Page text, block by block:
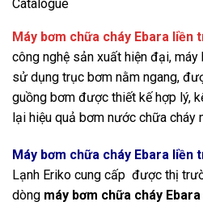
Catalogue
Máy bơm chữa cháy Ebara liền
công nghệ sản xuất hiện đại, máy
sử dụng trục bơm nằm ngang,
guồng bơm được thiết kế hợp lý,
lại hiệu quả bơm nước chữa cháy
Máy bơm chữa cháy Ebara liền
Lạnh Eriko cung cấp được thị
dòng máy bơm chữa cháy Ebara